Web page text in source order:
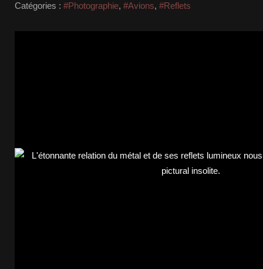
Catégories : #Photographie, #Avions, #Reflets